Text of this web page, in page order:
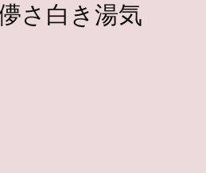
さ白き湯気